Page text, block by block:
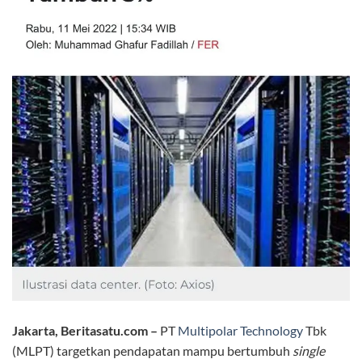
Jakarta, Beritasatu.com – PTMultipolar TechnologyTbk
(MLPT) targetkan pendapatan mampu bertumbuh single